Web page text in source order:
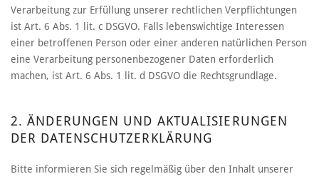
Verarbeitung zur Erfüllung unserer rechtlichen Verpflichtungen
ist Art. 6 Abs. 1 lit. c DSGVO. Falls lebenswichtige Interessen
einer betroffenen Person oder einer anderen natürlichen Person
eine Verarbeitung personenbezogener Daten erforderlich
machen, ist Art. 6 Abs. 1 lit. d DSGVO die Rechtsgrundlage.
2. ÄNDERUNGEN UND AKTUALISIERUNGEN
DER DATENSCHUTZERKLÄRUNG
Bitte informieren Sie sich regelmäßig über den Inhalt unserer